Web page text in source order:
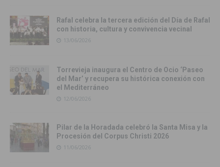
Rafal celebra la tercera edición del Día de Rafal
con historia, cultura y convivencia vecinal
13/06/2026
Torrevieja inaugura el Centro de Ocio ‘Paseo
del Mar’ y recupera su histórica conexión con
el Mediterráneo
12/06/2026
Pilar de la Horadada celebró la Santa Misa y la
Procesión del Corpus Christi 2026
11/06/2026